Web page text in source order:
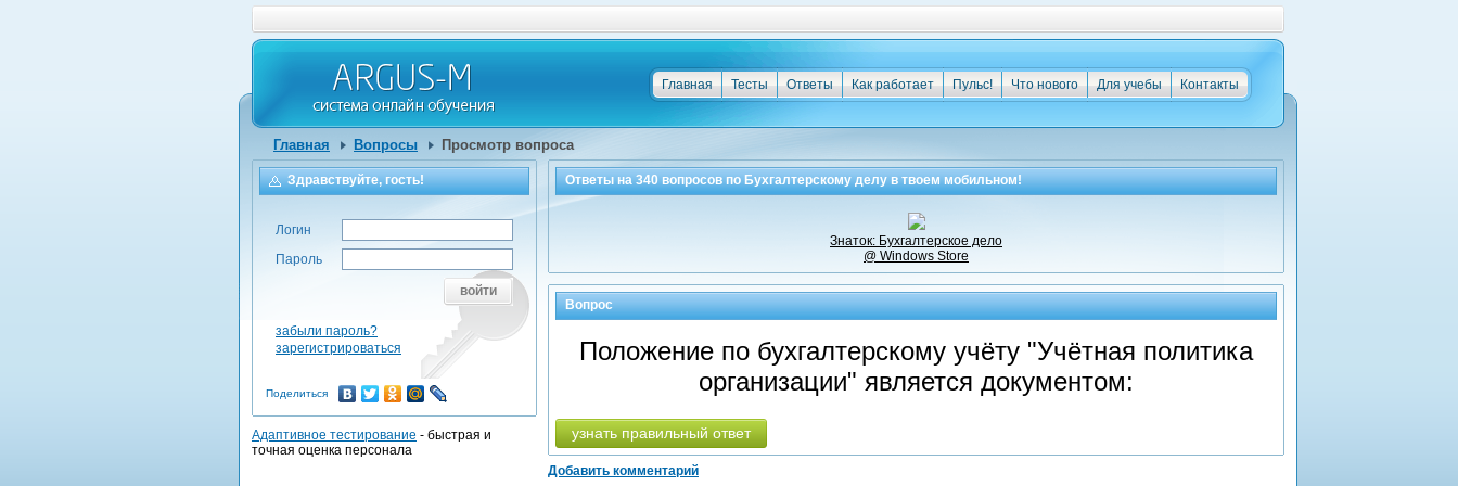
Контакты
Для учебы
Что нового
Пульс!
Как работает
Ответы
Тесты
Главная
Главная Вопросы Просмотр вопроса
Ответы на340вопросов поБухгалтерскому делув твоем мобильном!
Знаток: Бухгалтерское дело
@ Windows Store
Вопрос
Положение по бухгалтерскому учёту "Учётная политика
организации" является документом:
узнать правильный ответ
Добавить комментарий
Здравствуйте, гость!
Логин
Пароль
войти
забыли пароль?
зарегистрироваться
Поделиться
Адаптивное тестирование - быстрая и
точная оценка персонала